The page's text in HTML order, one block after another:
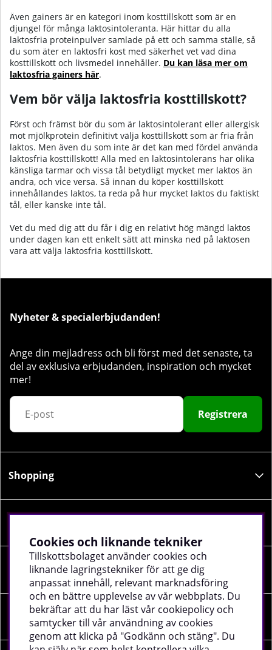
Även gainers är en kategori inom kosttillskott som är en
djungel för många laktosintoleranta. Här hittar du alla
laktosfria proteinpulver samlade på ett och samma ställe, så
du som äter en laktosfri kost med säkerhet vet vad dina
kosttillskott och livsmedel innehåller. Du kan läsa mer om
laktosfria gainers här.
Vem bör välja laktosfria kosttillskott?
Först och främst bör du som är laktosintolerant eller allergisk
mot mjölkprotein definitivt välja kosttillskott som är fria från
laktos. Men även du som inte är det kan med fördel använda
laktosfria kosttillskott! Alla med en laktosintolerans har olika
känsliga tarmar och vissa tål betydligt mycket mer laktos än
andra, och vice versa. Så innan du köper kosttillskott
innehållandes laktos, ta reda på hur mycket laktos du faktiskt
tål, eller kanske inte tål.
Vet du med dig att du får i dig en relativt hög mängd laktos
under dagen kan ett enkelt sätt att minska ned på laktosen
vara att välja laktosfria kosttillskott.
Nyheter & specialerbjudanden!
Ange din mejladress och bli först med det senaste, ta
del av exklusiva erbjudanden, inspiration och mycket
mer!
Registrera
Shopping
Sociala medier
Företagsuppgifter
Cookies och liknande tekniker
Tillskottsbolaget använder cookies och
liknande lagringstekniker för att ge dig
anpassat innehåll, relevant marknadsföring
och en bättre upplevelse av vår webbplats. Du
bekräftar att du har läst vår cookiepolicy och
samtycker till vår användning av cookies
genom att klicka på "Godkänn och stäng". Du